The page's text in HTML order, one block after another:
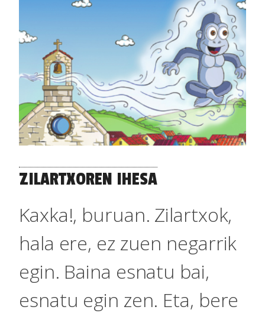
ZILARTXOREN IHESA
Kaxka!, buruan. Zilartxok,
hala ere, ez zuen negarrik
egin. Baina esnatu bai,
esnatu egin zen. Eta, bere